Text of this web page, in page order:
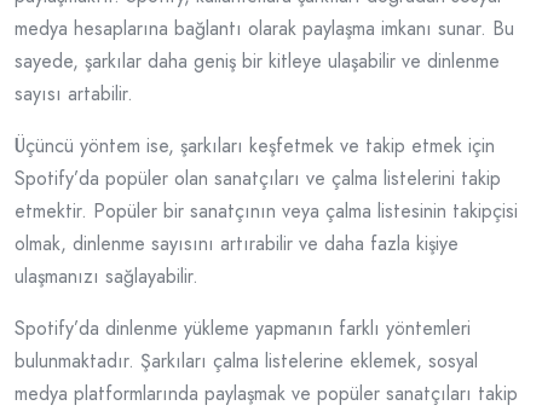
medya hesaplarına bağlantı olarak paylaşma imkanı sunar. Bu
sayede, şarkılar daha geniş bir kitleye ulaşabilir ve dinlenme
sayısı artabilir.
Üçüncü yöntem ise, şarkıları keşfetmek ve takip etmek için
Spotify’da popüler olan sanatçıları ve çalma listelerini takip
etmektir. Popüler bir sanatçının veya çalma listesinin takipçisi
olmak, dinlenme sayısını artırabilir ve daha fazla kişiye
ulaşmanızı sağlayabilir.
Spotify’da dinlenme yükleme yapmanın farklı yöntemleri
bulunmaktadır. Şarkıları çalma listelerine eklemek, sosyal
medya platformlarında paylaşmak ve popüler sanatçıları takip